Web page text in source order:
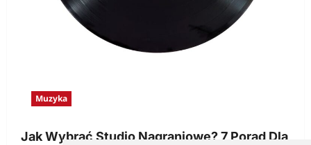
Muzyka
Jak Wybrać Studio Nagraniowe? 7 Porad Dla